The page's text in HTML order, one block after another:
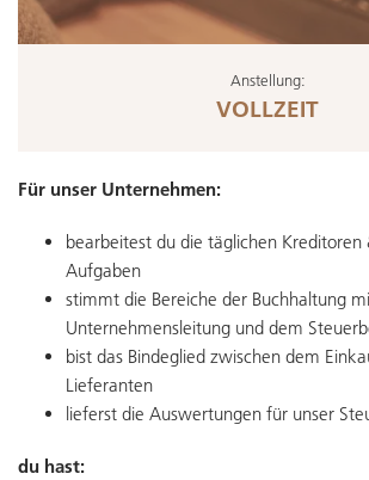
Anstellung:
VOLLZEIT
Für unser Unternehmen:
bearbeitest du die täglichen Kreditoren
Aufgaben
stimmt die Bereiche der Buchhaltung
Unternehmensleitung und dem
bist das Bindeglied zwischen dem
Lieferanten
lieferst die Auswertungen für unser
du hast: